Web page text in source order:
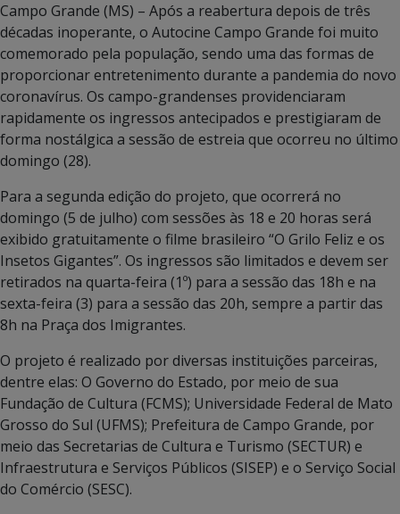
Campo Grande (MS) – Após a reabertura depois de três
décadas inoperante, o Autocine Campo Grande foi muito
comemorado pela população, sendo uma das formas de
proporcionar entretenimento durante a pandemia do novo
coronavírus. Os campo-grandenses providenciaram
rapidamente os ingressos antecipados e prestigiaram de
forma nostálgica a sessão de estreia que ocorreu no último
domingo (28).
Para a segunda edição do projeto, que ocorrerá no
domingo (5 de julho) com sessões às 18 e 20 horas será
exibido gratuitamente o filme brasileiro “O Grilo Feliz e os
Insetos Gigantes”. Os ingressos são limitados e devem ser
retirados na quarta-feira (1º) para a sessão das 18h e na
sexta-feira (3) para a sessão das 20h, sempre a partir das
8h na Praça dos Imigrantes.
O projeto é realizado por diversas instituições parceiras,
dentre elas: O Governo do Estado, por meio de sua
Fundação de Cultura (FCMS); Universidade Federal de Mato
Grosso do Sul (UFMS); Prefeitura de Campo Grande, por
meio das Secretarias de Cultura e Turismo (SECTUR) e
Infraestrutura e Serviços Públicos (SISEP) e o Serviço Social
do Comércio (SESC).